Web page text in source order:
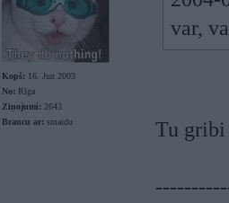
Kopš: 16. Jun 2003
No: Rīga
Ziņojumi: 2643
Braucu ar: smaidu
var,
Tu gribi